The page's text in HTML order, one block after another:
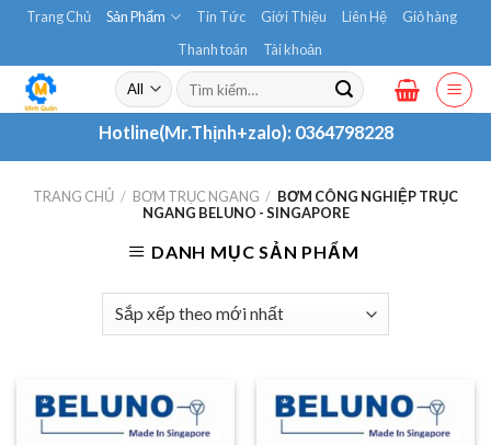
Skip
content
Trang Chủ Sản Phẩm Tin Tức Giới Thiệu Liên Hệ
Giỏ hàng
Thanh toán
Tài khoản
Tìm
kiếm:
Hotline(Mr.Thịnh+zalo): 0364798228
TRANG CHỦ / BƠM TRỤC NGANG / BƠM CÔNG NGHIỆP TRỤC
NGANG BELUNO - SINGAPORE
DANH MỤC SẢN PHẨM